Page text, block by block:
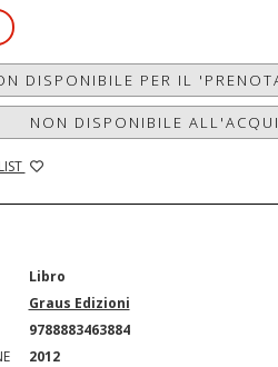
DISPONIBILE PER IL
NON DISPONIBILE
Libro
Graus Edizioni
9788883463884
2012